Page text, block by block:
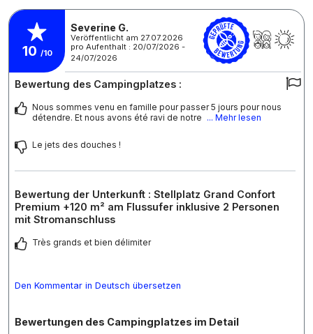
10 /10
Severine G.
Veröffentlicht am 27.07.2026
pro Aufenthalt : 20/07/2026 -
24/07/2026
Bewertung des Campingplatzes :
Nous sommes venu en famille pour passer 5 jours pour nous
détendre. Et nous avons été ravi de notre ... Mehr lesen
Le jets des douches !
Bewertung der Unterkunft : Stellplatz Grand Confort
Premium +120 m² am Flussufer inklusive 2 Personen
mit Stromanschluss
Très grands et bien délimiter
Den Kommentar in Deutsch übersetzen
Bewertungen des Campingplatzes im Detail